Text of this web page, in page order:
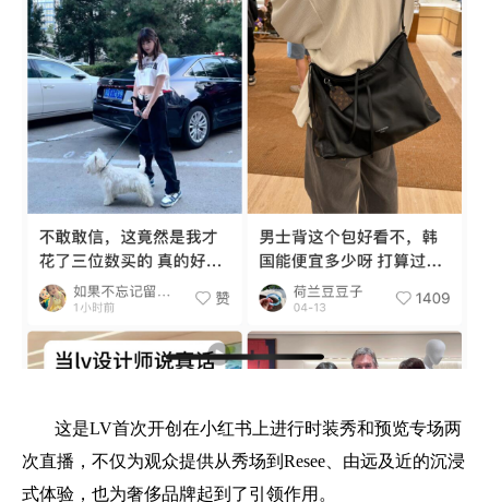
这是LV首次开创在小红书上进行时装秀和预览专场两
次直播，不仅为观众提供从秀场到Resee、由远及近的沉浸
式体验，也为奢侈品牌起到了引领作用。